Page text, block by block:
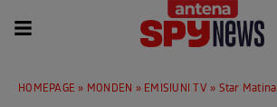
HOMEPAGE » MONDEN » EMISIUNI TV » Star Matinal. Otilia Bilionera și soțul ei se pregătesc